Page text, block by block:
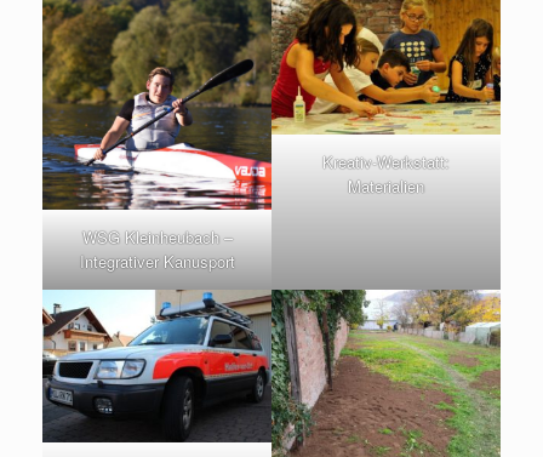
WSG Kleinheubach –
Integrativer Kanusport
Kreativ-Werkstatt:
Materialien